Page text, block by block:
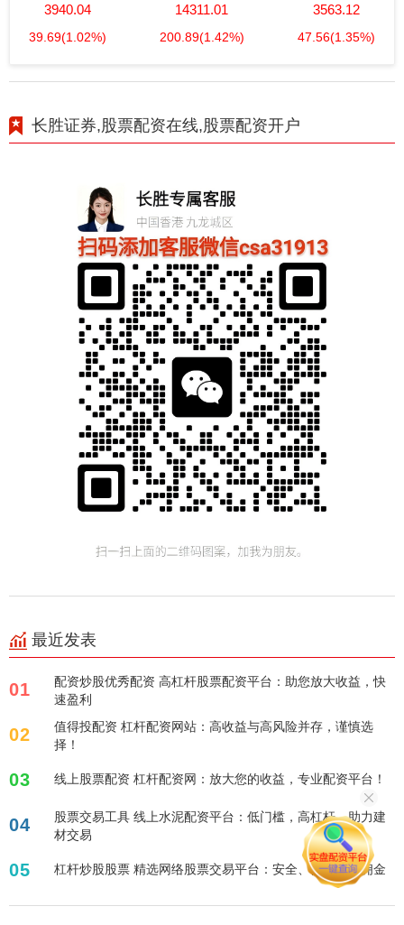
3940.04
39.69(1.02%)
14311.01
200.89(1.42%)
3563.12
47.56(1.35%)
长胜证券,股票配资在线,股票配资开户
最近发表
01
配资炒股优秀配资 高杠杆股票配资平台：助您放大收益，快
速盈利
02
值得投配资 杠杆配资网站：高收益与高风险并存，谨慎选
择！
03 线上股票配资 杠杆配资网：放大您的收益，专业配资平台！
04
股票交易工具 线上水泥配资平台：低门槛，高杠杆，助力建
材交易
05 杠杆炒股股票 精选网络股票交易平台：安全、便捷、低佣金